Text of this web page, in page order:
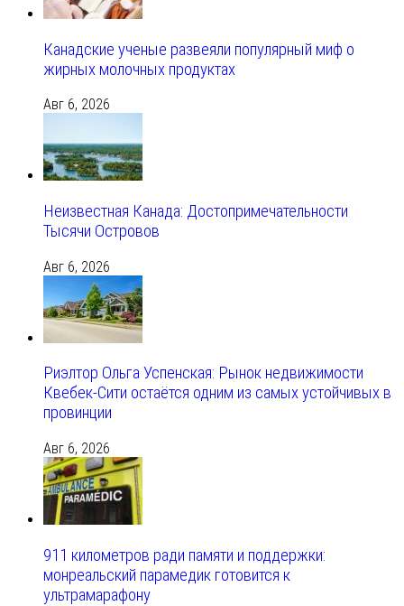
Канадские ученые развеяли популярный миф о
жирных молочных продуктах
Авг 6, 2026
Неизвестная Канада: Достопримечательности
Тысячи Островов
Авг 6, 2026
Риэлтор Ольга Успенская: Рынок недвижимости
Квебек-Сити остаётся одним из самых устойчивых в
провинции
Авг 6, 2026
911 километров ради памяти и поддержки:
монреальский парамедик готовится к
ультрамарафону